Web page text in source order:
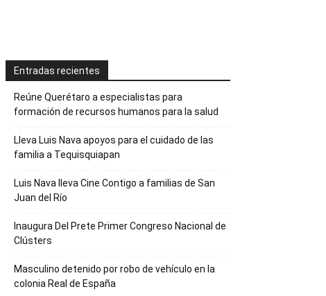
Entradas recientes
Reúne Querétaro a especialistas para
formación de recursos humanos para la salud
Lleva Luis Nava apoyos para el cuidado de las
familia a Tequisquiapan
Luis Nava lleva Cine Contigo a familias de San
Juan del Río
Inaugura Del Prete Primer Congreso Nacional de
Clústers
Masculino detenido por robo de vehículo en la
colonia Real de España